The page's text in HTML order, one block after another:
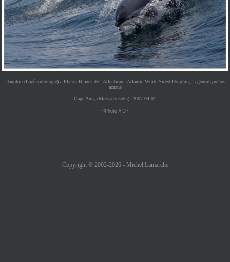
Dauphin (Lagénorhynque) à Flancs Blancs de l'Atlantique, Atlantic White-Sided Dolphin, Lagenorhynchus
acutus
Cape Ann, (Massachusetts), 2007-04-01
<Photo # 1>
Copyright © 2002-2026 - Michel Lamarche